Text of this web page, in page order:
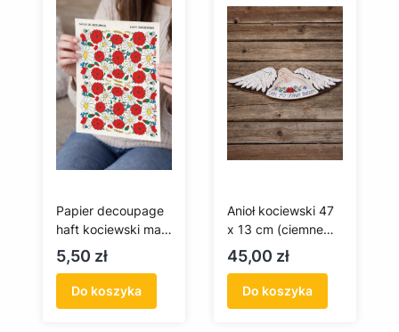
Papier decoupage
haft kociewski maki
(A4)
Cena
5,50 zł
Do koszyka
Anioł kociewski 47
x 13 cm (ciemne
tło)
Cena
45,00 zł
Do koszyka